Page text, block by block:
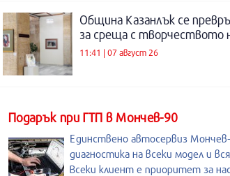
Община Казанлък се
за среща с творчеството
11:41 | 07 август 26
Подарък при ГТП в Мончев-90
Единствено автосервиз
диагностика на всеки модел и
Всеки клиент е приоритет за